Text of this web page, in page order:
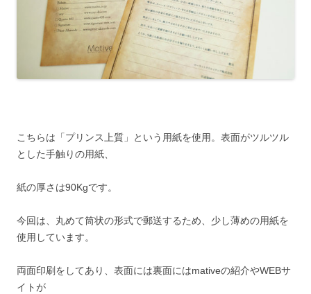
こちらは「プリンス上質」という用紙を使用。表面がツルツル
とした手触りの用紙、
紙の厚さは90Kgです。
今回は、丸めて筒状の形式で郵送するため、少し薄めの用紙を
使用しています。
両面印刷をしてあり、表面には裏面にはmativeの紹介やWEBサ
イトが